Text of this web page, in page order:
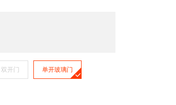
双开门 单开玻璃门